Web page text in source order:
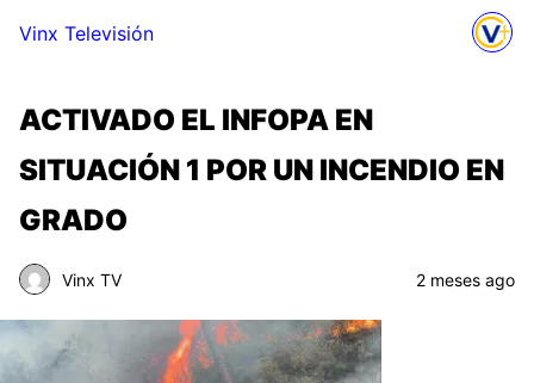
Vinx Televisión
ACTIVADO EL INFOPA EN
SITUACIÓN 1 POR UN INCENDIO EN
GRADO
Vinx TV 2 meses ago